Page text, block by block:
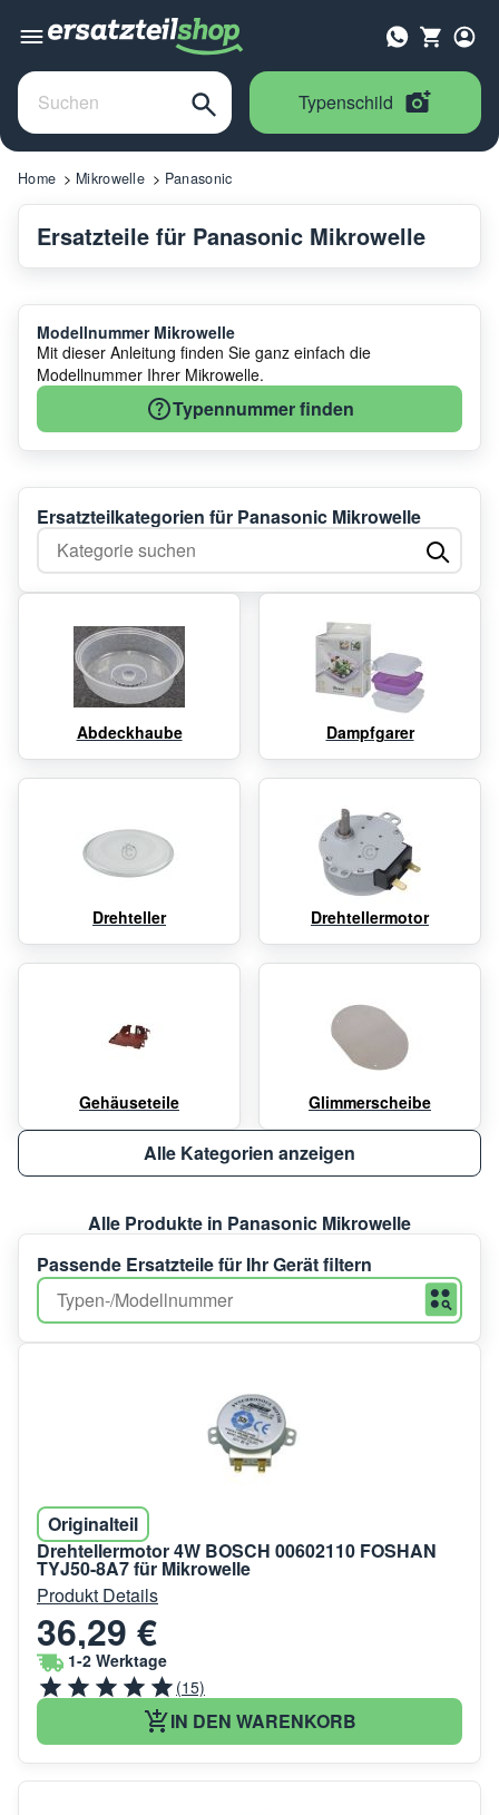
Typenschild
Home Mikrowelle Panasonic
Ersatzteile für Panasonic Mikrowelle
Modellnummer Mikrowelle
Mit dieser Anleitung finden Sie ganz einfach die
Modellnummer Ihrer Mikrowelle.
Typennummer finden
Ersatzteilkategorien für Panasonic Mikrowelle
Kategorie suchen
Abdeckhaube Dampfgarer
Drehteller Drehtellermotor
Gehäuseteile Glimmerscheibe
Alle Kategorien anzeigen
Alle Produkte in Panasonic Mikrowelle
Passende Ersatzteile für Ihr Gerät filtern
Originalteil
Drehtellermotor 4W BOSCH 00602110 FOSHAN
TYJ50-8A7 für Mikrowelle
Produkt Details
36,29 €
1-2 Werktage
(15)
IN DEN WARENKORB